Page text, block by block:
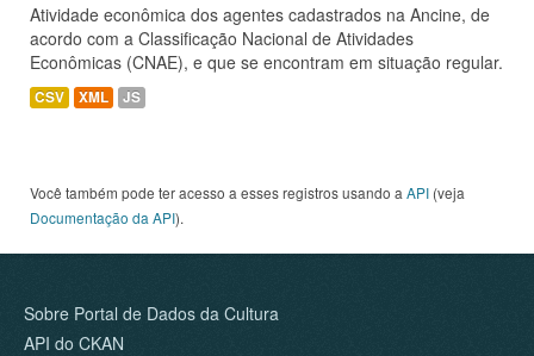
Atividade econômica dos agentes cadastrados na Ancine, de
acordo com a Classificação Nacional de Atividades
Econômicas (CNAE), e que se encontram em situação regular.
CSV XML JS
Você também pode ter acesso a esses registros usando a API (veja
Documentação da API).
Sobre Portal de Dados da Cultura
API do CKAN